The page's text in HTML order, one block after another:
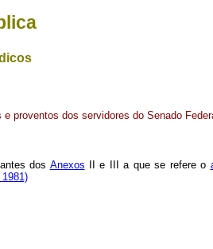
e proventos dos servidores do Senado
dos Anexos II e III a que se refere o